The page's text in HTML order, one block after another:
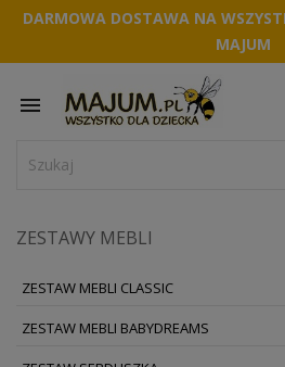
DARMOWA DOSTAWA NA
MAJUM

ZESTAWY MEBLI
ZESTAW MEBLI CLASSIC
ZESTAW MEBLI BABYDREAMS